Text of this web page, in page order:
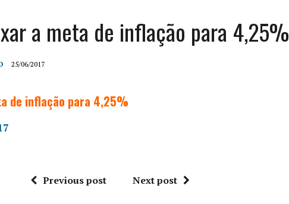
a meta de inflação para 4,25%
25/06/2017
de inflação para 4,25%
Previous post Next post